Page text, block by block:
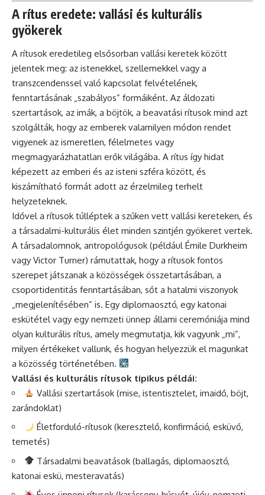
A rítus eredete: vallási és kulturális
gyökerek
A rítusok eredetileg elsősorban vallási keretek között
jelentek meg: az istenekkel, szellemekkel vagy a
transzcendenssel való kapcsolat felvételének,
fenntartásának „szabályos” formáiként. Az áldozati
szertartások, az imák, a böjtök, a beavatási rítusok mind azt
szolgálták, hogy az emberek valamilyen módon rendet
vigyenek az ismeretlen, félelmetes vagy
megmagyarázhatatlan erők világába. A rítus így hidat
képezett az emberi és az isteni szféra között, és
kiszámítható formát adott az érzelmileg terhelt
helyzeteknek.
Idővel a rítusok túlléptek a szűken vett vallási kereteken, és
a társadalmi-kulturális élet minden szintjén gyökeret vertek.
A társadalomnok, antropológusok (például Émile Durkheim
vagy Victor Turner) rámutattak, hogy a rítusok fontos
szerepet játszanak a közösségek összetartásában, a
csoportidentitás fenntartásában, sőt a hatalmi viszonyok
„megjelenítésében” is. Egy diplomaosztó, egy katonai
eskütétel vagy egy nemzeti ünnep állami ceremóniája mind
olyan kulturális rítus, amely megmutatja, kik vagyunk „mi”,
milyen értékeket vallunk, és hogyan helyezzük el magunkat
a közösség történetében.
Vallási és kulturális rítusok tipikus példái:
Vallási szertartások (mise, istentisztelet, imaidő, böjt,
zarándoklat)
Életforduló-rítusok (keresztelő, konfirmáció, esküvő,
temetés)
Társadalmi beavatások (ballagás, diplomaosztó,
katonai eskü, mesteravatás)